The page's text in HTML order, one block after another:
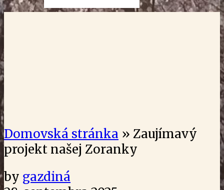
Domovská stránka » Zaujímavý
projekt našej Zoranky
by gazdiná